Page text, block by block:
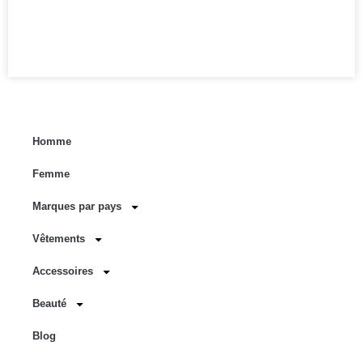
Homme
Femme
Marques par pays
Vêtements
Accessoires
Beauté
Blog